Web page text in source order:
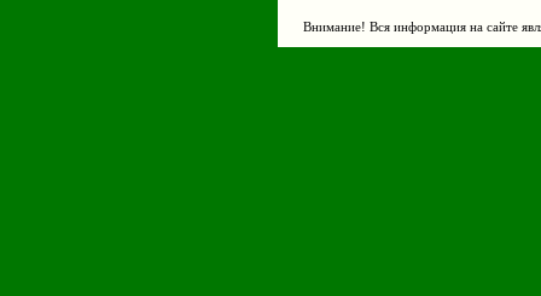
Внимание! Вся информация на сайте